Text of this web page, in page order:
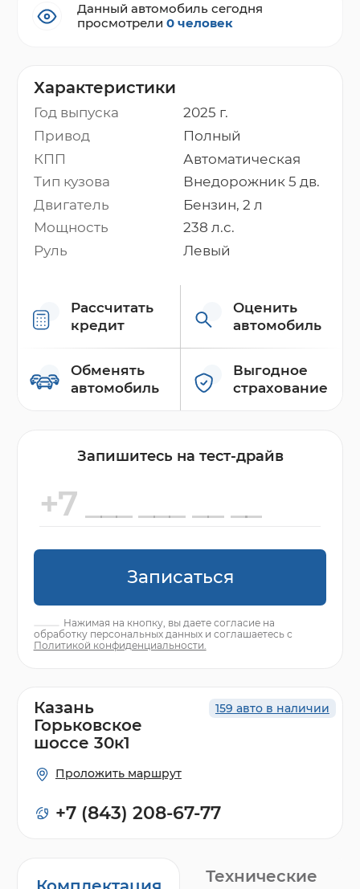
Характеристики
Год выпуска
2025 г.
Привод
Полный
КПП
Автоматическая
Тип кузова
Внедорожник 5 дв.
Двигатель
Бензин, 2 л
Мощность
238 л.с.
Руль
Левый
Рассчитать
кредит
Оценить
автомобиль
Обменять
автомобиль
Выгодное
страхование
Данный автомобиль сегодня
просмотрели0 человек
Запишитесь на тест-драйв
Записаться
Нажимая на кнопку, вы даете согласие на
обработку персональных данных и соглашаетесь с
Политикой конфиденциальности.
Технические
159 авто в наличии
Казань
Горьковское
шоссе 30к1
Проложить маршрут
+7 (843) 208-67-77